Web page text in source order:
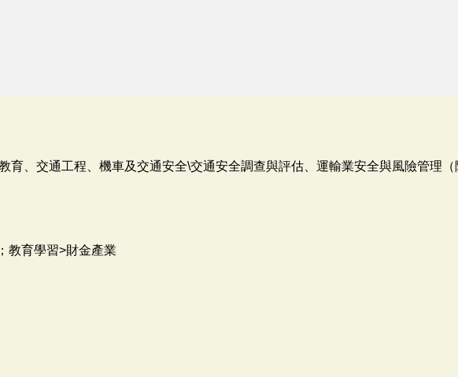
育、交通工程、機車及交通安全\交通安全調查與評估、運輸業安全與風險管理（
教育學習>財金產業